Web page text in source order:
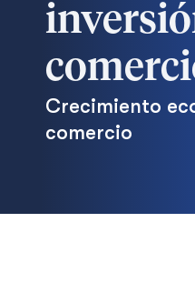
Crecimiento
comercio